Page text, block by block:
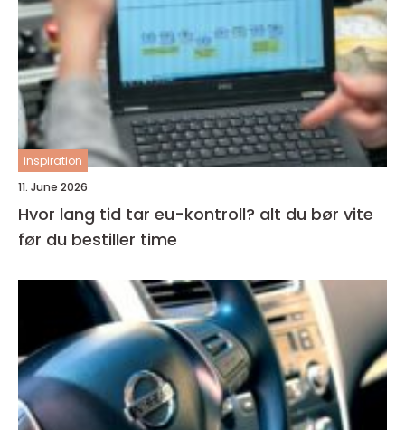
inspiration
11. June 2026
Hvor lang tid tar eu-kontroll? alt du bør vite
før du bestiller time